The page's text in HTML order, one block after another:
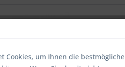
Cookies, um Ihnen die bestmögliche